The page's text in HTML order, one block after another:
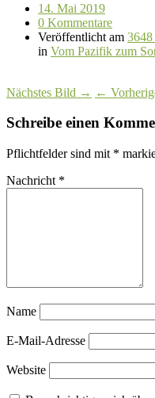
14. Mai 2019
0 Kommentare
Veröffentlicht am
in Vom Pazifik zum
Nächstes Bild → ←
Schreibe einen
Pflichtfelder sind mit *
Nachricht *
Name
E-Mail-Adresse
Website